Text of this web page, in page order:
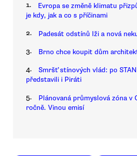
1.
Evropa se změně klimatu
je kdy, jak a co s příčinami
2. Padesát odstínů lži a nová
3. Brno chce koupit dům
4.
Smršť stínových vlád: po
představili i Piráti
5.
Plánovaná průmyslová zóna v
ročně. Vinou emisí